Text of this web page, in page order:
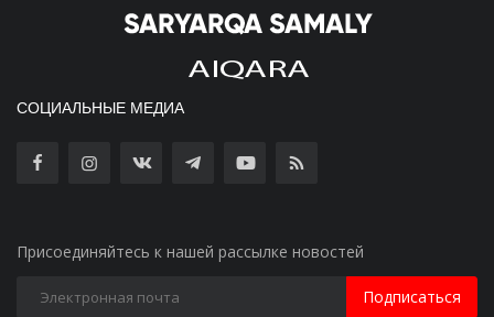
СОЦИАЛЬНЫЕ МЕДИА
Присоединяйтесь к нашей рассылке новостей
Подписаться